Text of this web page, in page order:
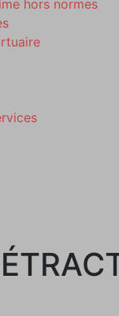
hors normes